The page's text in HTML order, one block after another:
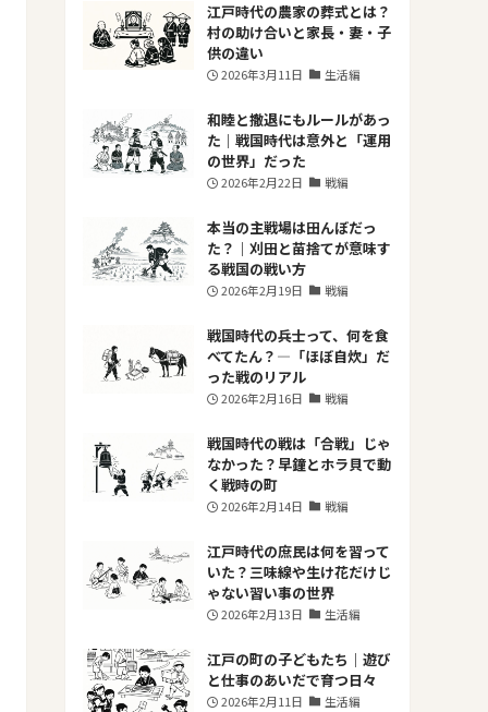
江戸時代の農家の葬式とは？
村の助け合いと家長・妻・子
供の違い
2026年3月11日 生活編
和睦と撤退にもルールがあっ
た｜戦国時代は意外と「運用
の世界」だった
2026年2月22日 戦編
本当の主戦場は田んぼだっ
た？｜刈田と苗捨てが意味す
る戦国の戦い方
2026年2月19日 戦編
戦国時代の兵士って、何を食
べてたん？―「ほぼ自炊」だ
った戦のリアル
2026年2月16日 戦編
戦国時代の戦は「合戦」じゃ
なかった？早鐘とホラ貝で動
く戦時の町
2026年2月14日 戦編
江戸時代の庶民は何を習って
いた？三味線や生け花だけじ
ゃない習い事の世界
2026年2月13日 生活編
江戸の町の子どもたち｜遊び
と仕事のあいだで育つ日々
2026年2月11日 生活編